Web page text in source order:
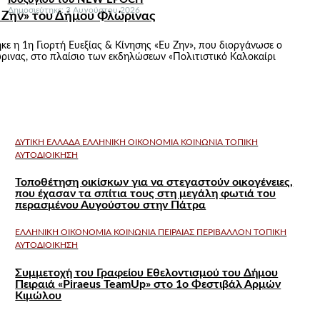
του Δήμου Φλώρινας
η 1η Γιορτή Ευεξίας & Κίνησης «Ευ Ζην», που διοργάνωσε ο
στο πλαίσιο των εκδηλώσεων «Πολιτιστικό Καλοκαίρι
ΔΥΤΙΚΗ ΕΛΛΑΔΑ ΕΛΛΗΝΙΚΗ ΟΙΚΟΝΟΜΙΑ ΚΟΙΝΩΝΙΑΤΟΠΙΚΗ
ΑΥΤΟΔΙΟΙΚΗΣΗ
Τοποθέτηση οικίσκων για να στεγαστούν οικογένειες,
που έχασαν τα σπίτια τους στη μεγάλη φωτιά του
περασμένου Αυγούστου στην Πάτρα
ΕΛΛΗΝΙΚΗ ΟΙΚΟΝΟΜΙΑ ΚΟΙΝΩΝΙΑ ΠΕΙΡΑΙΑΣ ΠΕΡΙΒΑΛΛΟΝΤΟΠΙΚΗ
ΑΥΤΟΔΙΟΙΚΗΣΗ
Συμμετοχή του Γραφείου Εθελοντισμού του Δήμου
Πειραιά «Piraeus TeamUp» στο 1ο Φεστιβάλ Αρμών
Κιμώλου
Δημοσιεύτηκε: 3 Αυγούστου 2026